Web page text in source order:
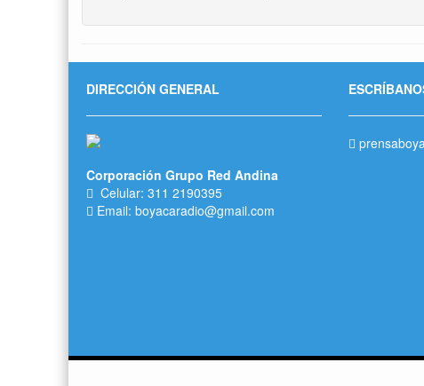
DIRECCIÓN GENERAL
Corporación Grupo Red Andina
Celular: 311 2190395
Email: boyacaradio@gmail.com